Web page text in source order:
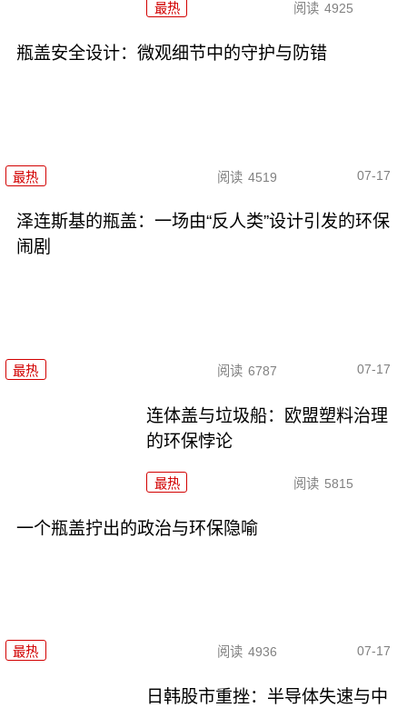
最热 阅读 4925
瓶盖安全设计：微观细节中的守护与防错
最热 阅读 4519 07-17
泽连斯基的瓶盖：一场由“反人类”设计引发的环保
闹剧
最热 阅读 6787 07-17
连体盖与垃圾船：欧盟塑料治理
的环保悖论
最热 阅读 5815
一个瓶盖拧出的政治与环保隐喻
最热 阅读 4936 07-17
日韩股市重挫：半导体失速与中